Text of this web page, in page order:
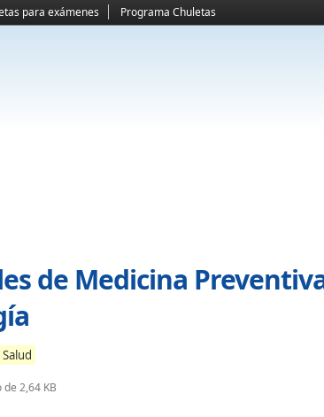
para exámenes Programa Chuletas
de Medicina
2,64 KB